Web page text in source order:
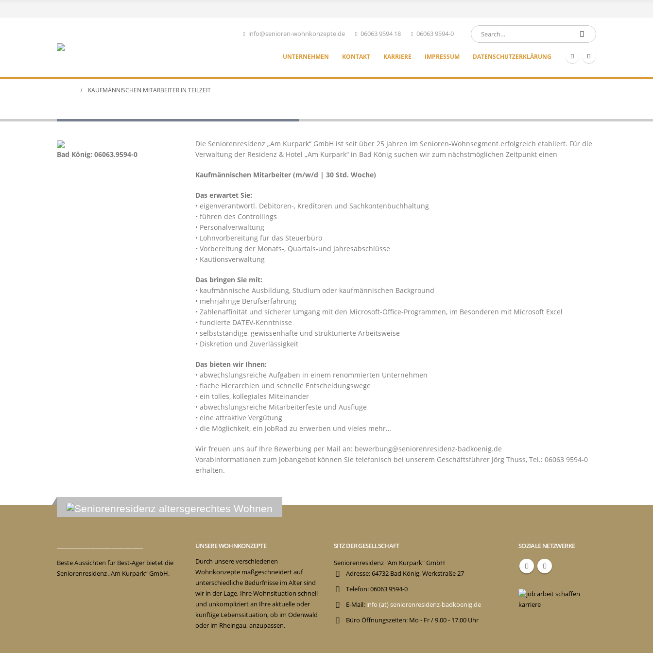
info@senioren-wohnkonzepte.de 06063 9594 18 06063 9594-0
UNTERNEHMEN KONTAKT KARRIERE IMPRESSUM DATENSCHUTZERKLÄRUNG
KAUFMÄNNISCHEN MITARBEITER IN TEILZEIT
Die Seniorenresidenz „Am Kurpark“ GmbH ist seit über 25 Jahren im Senioren-Wohnsegment erfolgreich etabliert. Für die
Verwaltung der Residenz & Hotel „Am Kurpark“ in Bad König suchen wir zum nächstmöglichen Zeitpunkt einen
Kaufmännischen Mitarbeiter (m/w/d | 30 Std. Woche)
Das erwartet Sie:
• eigenverantwortl. Debitoren-, Kreditoren und Sachkontenbuchhaltung
• führen des Controllings
• Personalverwaltung
• Lohnvorbereitung für das Steuerbüro
• Vorbereitung der Monats-, Quartals-und Jahresabschlüsse
• Kautionsverwaltung
Das bringen Sie mit:
• kaufmännische Ausbildung, Studium oder kaufmännischen Background
• mehrjährige Berufserfahrung
• Zahlenaffinität und sicherer Umgang mit den Microsoft-Office-Programmen, im Besonderen mit Microsoft Excel
• fundierte DATEV-Kenntnisse
• selbstständige, gewissenhafte und strukturierte Arbeitsweise
• Diskretion und Zuverlässigkeit
Das bieten wir Ihnen:
• abwechslungsreiche Aufgaben in einem renommierten Unternehmen
• flache Hierarchien und schnelle Entscheidungswege
• ein tolles, kollegiales Miteinander
• abwechslungsreiche Mitarbeiterfeste und Ausflüge
• eine attraktive Vergütung
• die Möglichkeit, ein JobRad zu erwerben und vieles mehr…
Wir freuen uns auf Ihre Bewerbung per Mail an: bewerbung@seniorenresidenz-badkoenig.de
Vorabinformationen zum Jobangebot können Sie telefonisch bei unserem Geschäftsführer Jörg Thuss, Tel.: 06063 9594-0
erhalten.
Bad König: 06063.9594-0
Beste Aussichten für Best-Ager bietet die
Seniorenresidenz „Am Kurpark“ GmbH.
UNSERE WOHNKONZEPTE
Durch unsere verschiedenen
Wohnkonzepte maßgeschneidert auf
unterschiedliche Bedürfnisse im Alter sind
wir in der Lage, Ihre Wohnsituation schnell
und unkompliziert an Ihre aktuelle oder
künftige Lebenssituation, ob im Odenwald
oder im Rheingau, anzupassen.
SITZ DER GESELLSCHAFT
Seniorenresidenz "Am Kurpark" GmbH
Adresse:64732 Bad König, Werkstraße 27
Telefon:06063 9594-0
E-Mail: info (at) seniorenresidenz-badkoenig.de
Büro Öffnungszeiten: Mo - Fr / 9.00 - 17.00 Uhr
SOZIALE NETZWERKE